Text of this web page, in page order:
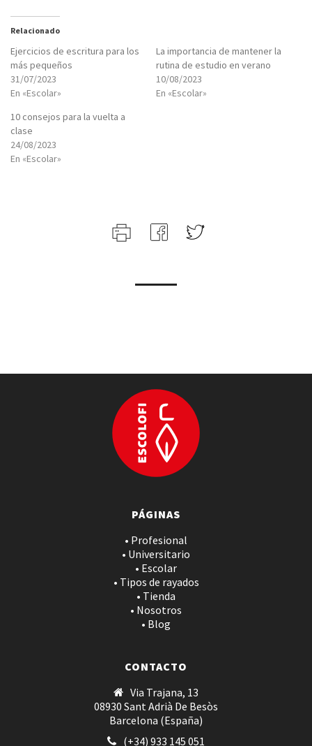
Relacionado
Ejercicios de escritura para los
más pequeños
31/07/2023
En «Escolar»
La importancia de mantener la
rutina de estudio en verano
10/08/2023
En «Escolar»
10 consejos para la vuelta a
clase
24/08/2023
En «Escolar»
PÁGINAS
• Profesional
• Universitario
• Escolar
• Tipos de rayados
• Tienda
• Nosotros
• Blog
CONTACTO
Via Trajana, 13
08930 Sant Adrià De Besòs
Barcelona (España)
(+34) 933 145 051